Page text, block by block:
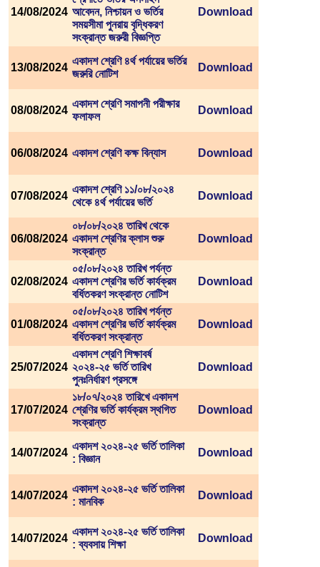
14/08/2024 আবেদন, নিশ্চায়ন ও ভর্তির
সময়সীমা পুনরায় বৃদ্ধিকরণ
সংক্রান্ত জরুরী বিজ্ঞপ্তি
Download
13/08/2024
একাদশ শ্রেণি ৪র্থ পর্যায়ের ভর্তির
জরুরি নোটিশ
Download
08/08/2024
একাদশ শ্রেণি সমাপনী পরীক্ষার
ফলাফল
Download
06/08/2024 একাদশ শ্রেণি কক্ষ বিন্যাস Download
07/08/2024
একাদশ শ্রেণি ১১/০৮/২০২৪
থেকে ৪র্থ পর্যায়ের ভর্তি
Download
06/08/2024
০৮/০৮/২০২৪ তারিখ থেকে
একাদশ শ্রেণির ক্লাস শুরু
সংক্রান্ত
Download
02/08/2024
০৫/০৮/২০২৪ তারিখ পর্যন্ত
একাদশ শ্রেণির ভর্তি কার্যক্রম
বর্ধিতকরণ সংক্রান্ত নোটিশ
Download
01/08/2024
০৫/০৮/২০২৪ তারিখ পর্যন্ত
একাদশ শ্রেণির ভর্তি কার্যক্রম
বর্ধিতকরণ সংক্রান্ত
Download
25/07/2024
একাদশ শ্রেণি শিক্ষাবর্ষ
২০২৪-২৫ ভর্তি তারিখ
পুনঃনির্ধারণ প্রসঙ্গে
Download
17/07/2024
১৮/০৭/২০২৪ তারিখে একাদশ
শ্রেণির ভর্তি কার্যক্রম স্থগিত
সংক্রান্ত
Download
14/07/2024
একাদশ ২০২৪-২৫ ভর্তি তালিকা
: বিজ্ঞান
Download
14/07/2024
একাদশ ২০২৪-২৫ ভর্তি তালিকা
: মানবিক
Download
14/07/2024
একাদশ ২০২৪-২৫ ভর্তি তালিকা
: ব্যবসায় শিক্ষা
Download